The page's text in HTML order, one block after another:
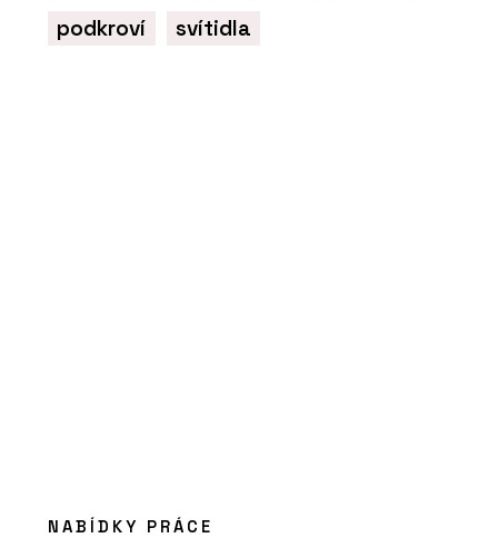
Moderní dřevostavba - VESPER HOMES
podkroví
svítidla
NABÍDKY PRÁCE